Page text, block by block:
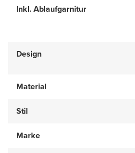
Inkl. Ablaufgarnitur
Design
Material
Stil
Marke